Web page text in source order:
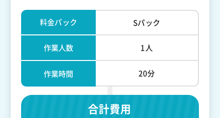
料金パック Sパック
作業人数 1人
作業時間 20分
合計費用